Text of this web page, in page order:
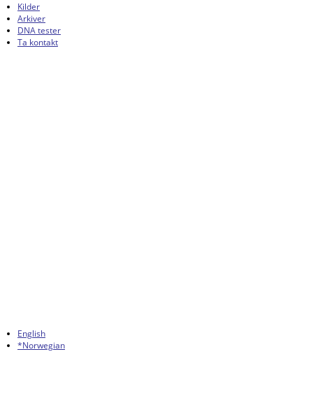
Kilder
Arkiver
DNA tester
Ta kontakt
English
*Norwegian